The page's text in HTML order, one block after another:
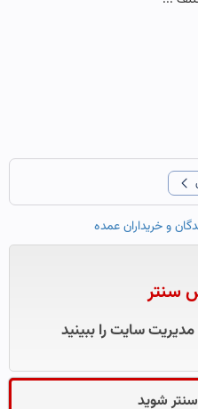
chevron_left
سنتر
سایت را ببینید
شوید